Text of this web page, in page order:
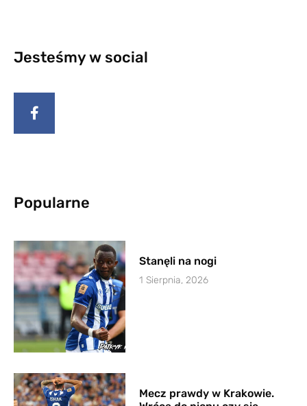
Jesteśmy w social
Popularne
Stanęli na nogi
1 Sierpnia, 2026
Mecz prawdy w Krakowie.